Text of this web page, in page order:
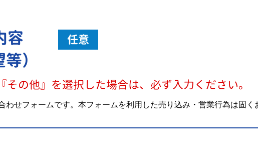
容
）
任意
の他』を選択した場合は、必ず入力ください。
せフォームです。本フォームを利用した売り込み・営業行為は固く